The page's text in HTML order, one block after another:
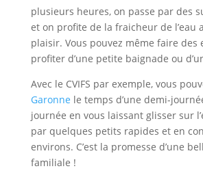
plusieurs heures, on passe par des
et on profite de la fraicheur de l’eau
plaisir. Vous pouvez même faire des
profiter d’une petite baignade ou
Avec le CVIFS par exemple, vous
Garonne le temps d’une demi-
journée en vous laissant glisser sur
par quelques petits rapides et en
environs. C’est la promesse d’une
familiale !